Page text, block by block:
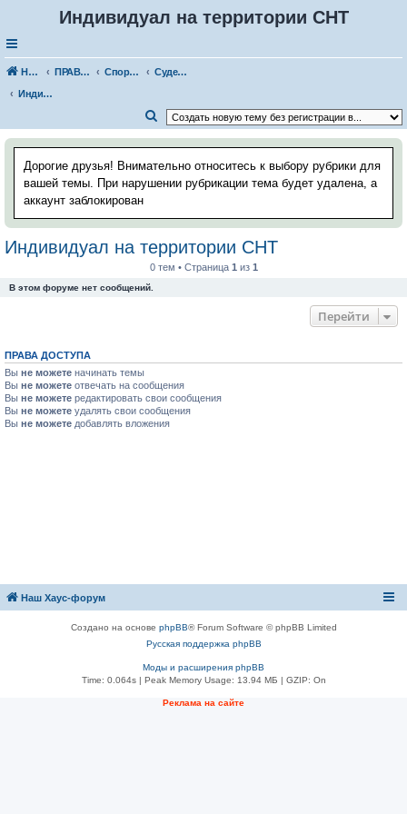
Индивидуал на территории СНТ
Наш Хаус-форум ПРАВОВЫЕ ВОПРОСЫ Споры, конфликты, судебная практика
Судебные решения
Индивидуал на территории СНТ
о
с
Дорогие друзья! Внимательно относитесь к выбору рубрики для
вашей темы. При нарушении рубрикации тема будет удалена, а
аккаунт заблокирован
Индивидуал на территории СНТ
0 тем • Страница 1 из 1
В этом форуме нет сообщений.
Перейти
ПРАВА ДОСТУПА
Вы не можете начинать темы
Вы не можете отвечать на сообщения
Вы не можете редактировать свои сообщения
Вы не можете удалять свои сообщения
Вы не можете добавлять вложения
Наш Хаус-форум
Создано на основе phpBB® Forum Software © phpBB Limited
Русская поддержка phpBB
Моды и расширения phpBB
Time: 0.064s| Peak Memory Usage: 13.94 МБ | GZIP: On
Реклама на сайте